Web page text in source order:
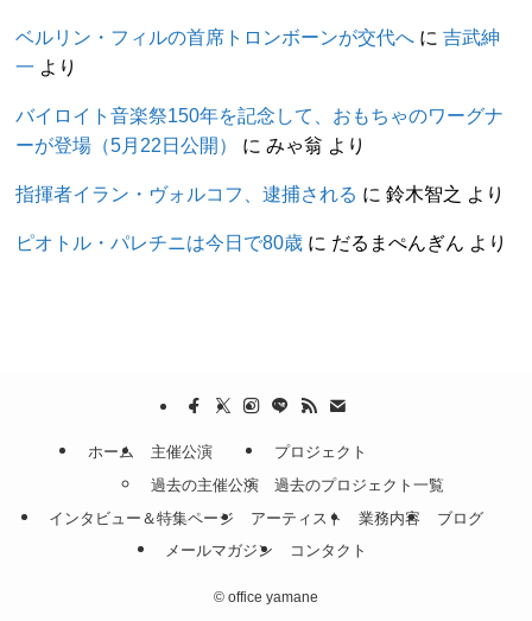
ベルリン・フィルの首席トロンボーンが交代へ に吉武紳
一 より
バイロイト音楽祭150年を記念して、おもちゃのワーグナ
ーが登場（5月22日公開）
にみゃ翁 より
指揮者イラン・ヴォルコフ、逮捕される に鈴木智之 より
ピオトル・パレチニは今日で80歳 に だるまぺんぎん より
ホーム
主催公演
過去の主催公演
プロジェクト
過去のプロジェクト一覧
インタビュー＆特集ページ
アーティスト 業務内容
ブログ
メールマガジン
コンタクト
© office yamane